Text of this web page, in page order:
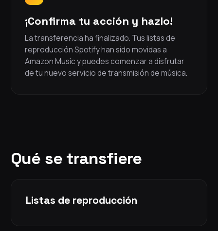
¡Confirma tu acción y hazlo!
La transferencia ha finalizado. Tus listas de
reproducción Spotify han sido movidas a
Amazon Music y puedes comenzar a disfrutar
de tu nuevo servicio de transmisión de música.
Qué se transfiere
Listas de reproducción